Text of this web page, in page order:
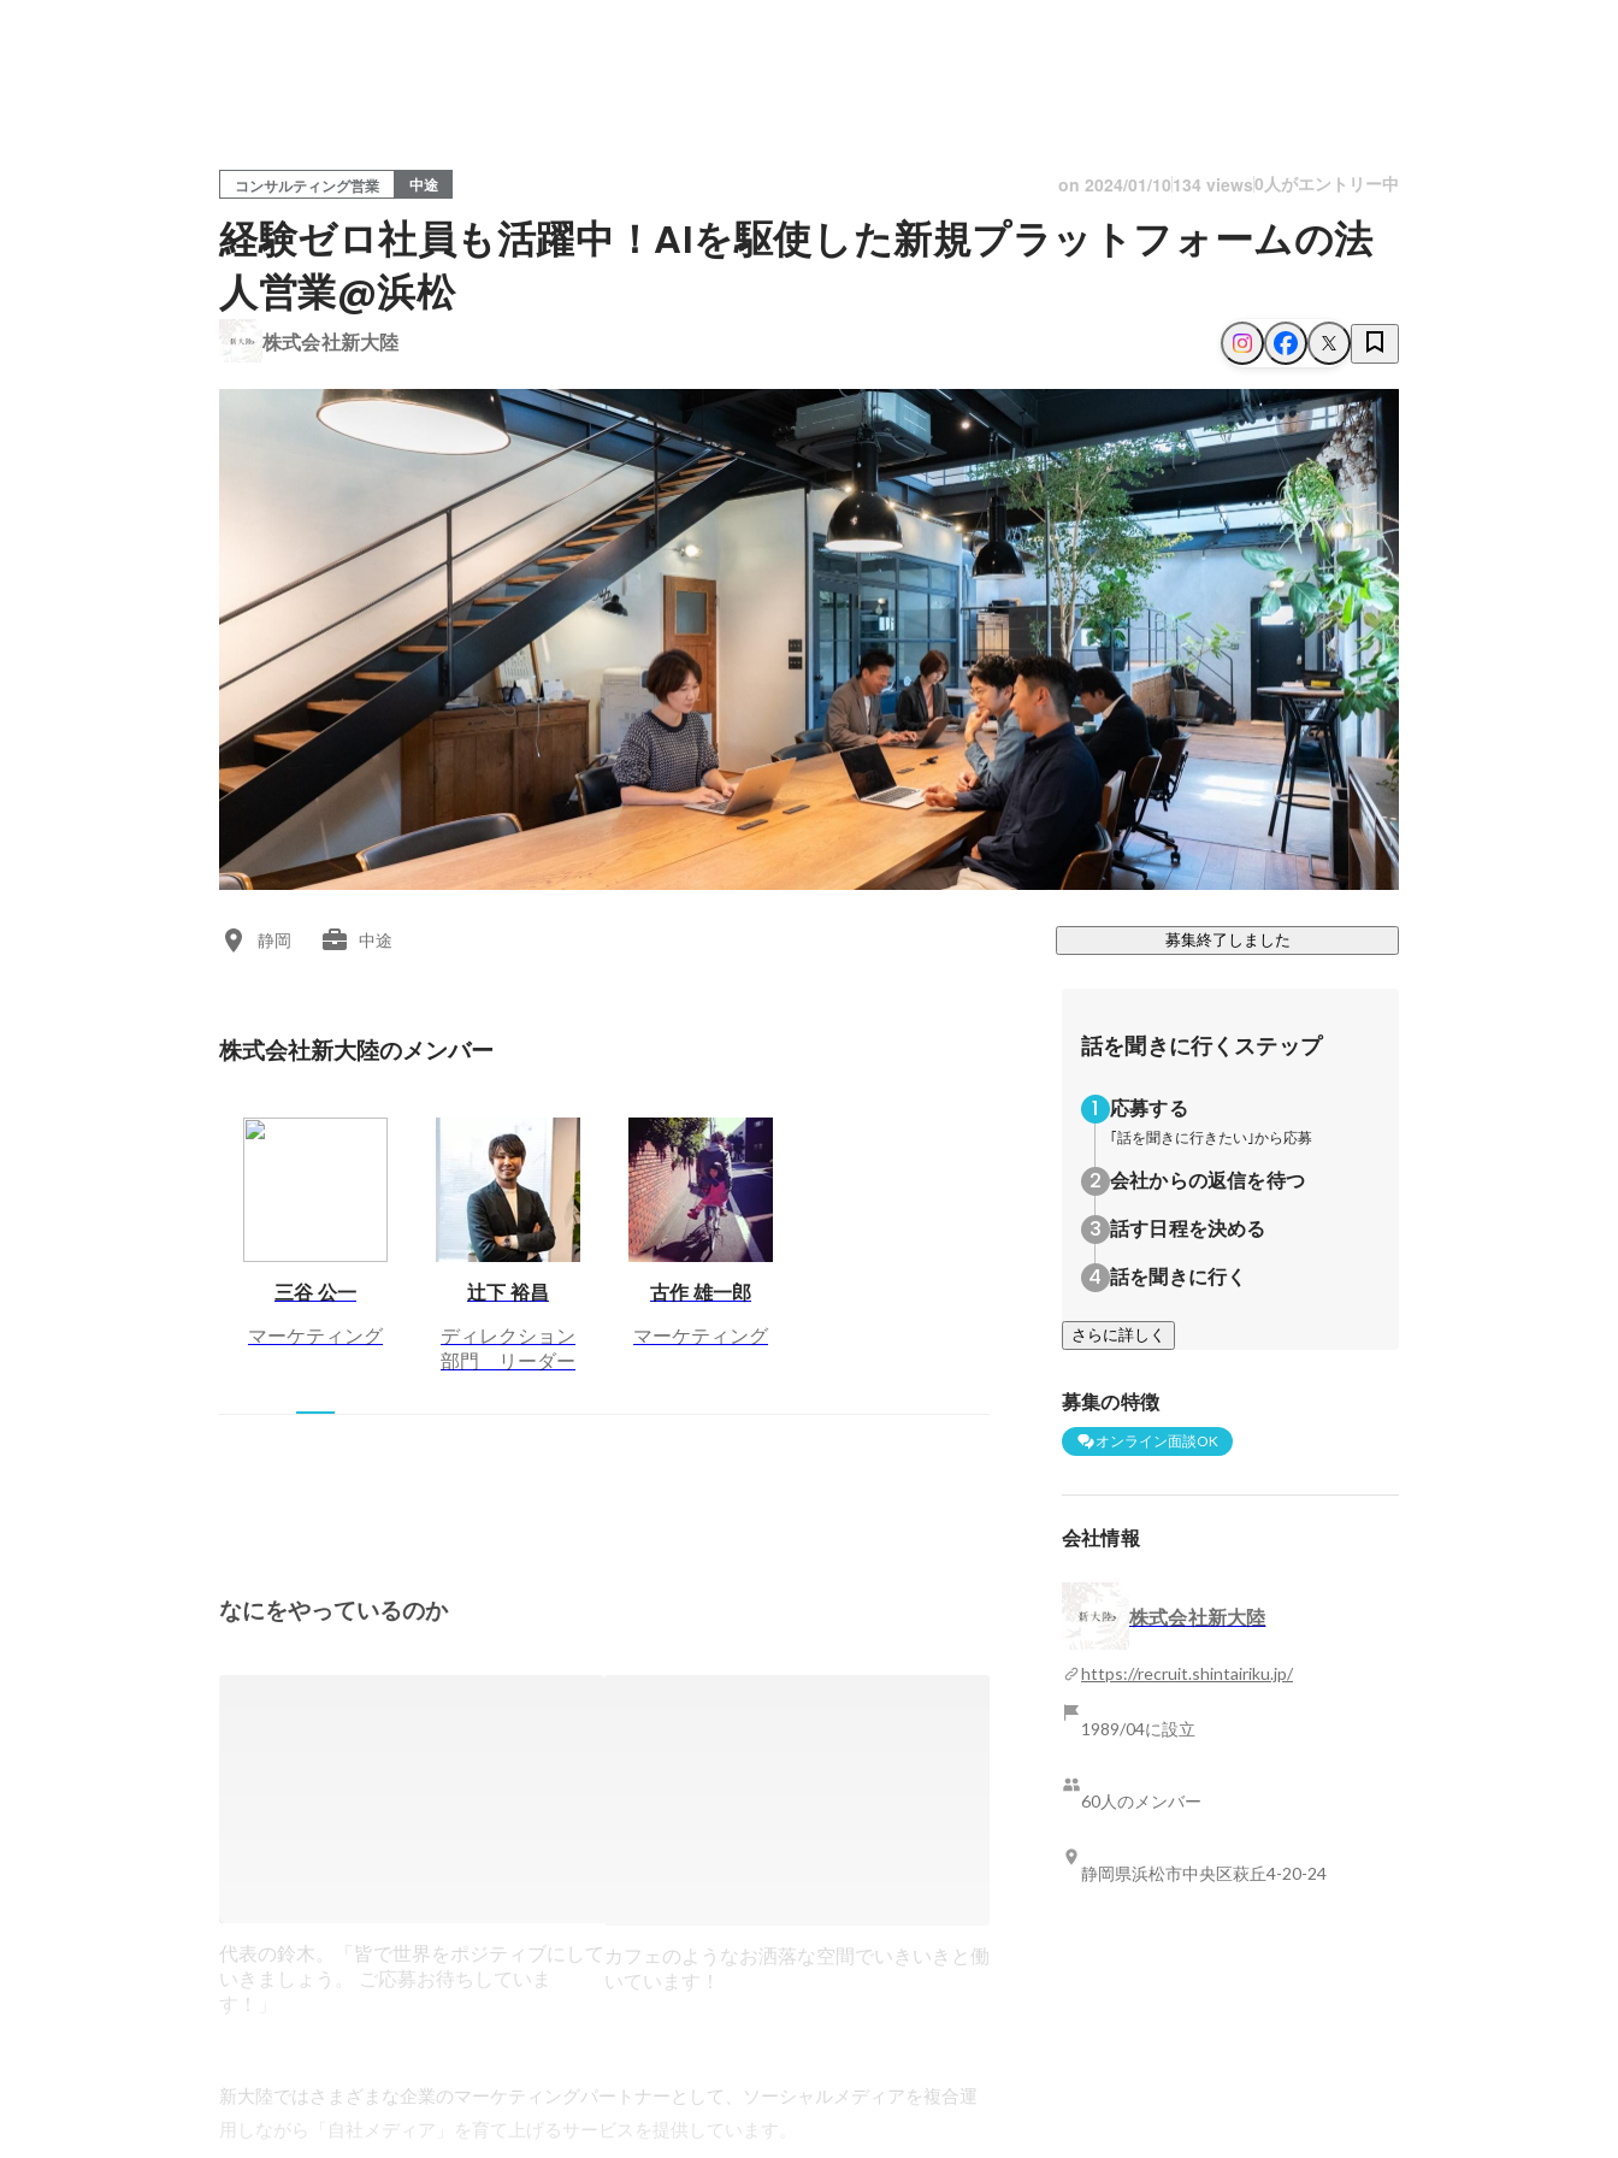
コンサルティング営業 中途 on 2024/01/10134 views0人がエントリー中
経験ゼロ社員も活躍中！AIを駆使した新規プラットフォームの法
人営業@浜松
株式会社新大陸
静岡 中途 募集終了しました
株式会社新大陸のメンバー
三谷 公一
マーケティング
辻下 裕昌
ディレクション
部門 リーダー
古作 雄一郎
マーケティング
なにをやっているのか
代表の鈴木。「皆で世界をポジティブにして
いきましょう。 ご応募お待ちしていま
す！」
カフェのようなお洒落な空間でいきいきと働
いています！
新大陸ではさまざまな企業のマーケティングパートナーとして、ソーシャルメディアを複合運
用しながら「自社メディア」を育て上げるサービスを提供しています。
話を聞きに行くステップ
応募する
｢話を聞きに行きたい｣から応募
会社からの返信を待つ
話す日程を決める
話を聞きに行く
さらに詳しく
募集の特徴
オンライン面談OK
会社情報
株式会社新大陸
https://recruit.shintairiku.jp/
1989/04に設立
60人のメンバー
静岡県浜松市中央区萩丘4-20-24